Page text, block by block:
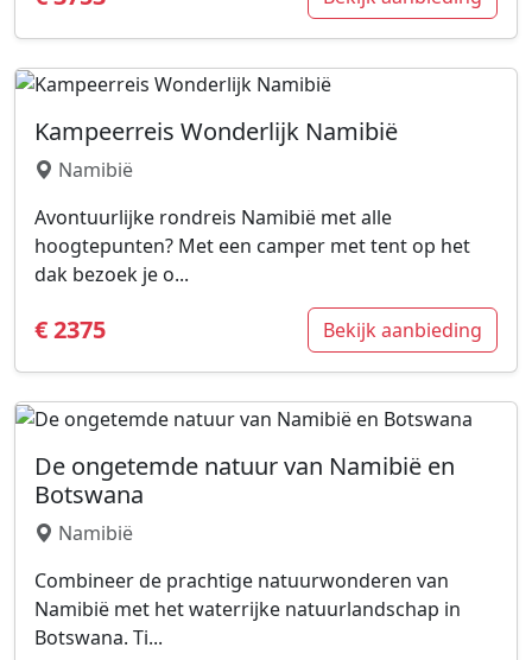
Kampeerreis Wonderlijk Namibië
Namibië
Avontuurlijke rondreis Namibië met alle
hoogtepunten? Met een camper met tent op het
dak bezoek je o...
€ 2375 Bekijk aanbieding
De ongetemde natuur van Namibië en
Botswana
Namibië
Combineer de prachtige natuurwonderen van
Namibië met het waterrijke natuurlandschap in
Botswana. Ti...